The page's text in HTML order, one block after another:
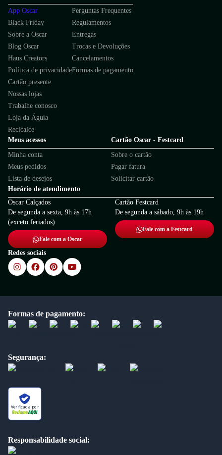
App Oscar
Black Friday
Sobre a Oscar
Blog Oscar
Haus Creators
Política de privacidade
Cartão presente
Nossas lojas
Trabalhe conosco
Loja da Águia
Recicalce
Perguntas Frequentes
Regulamentos
Entregas
Trocas e Devoluções
Cancelamentos
Formas de pagamento
Meus acessos
Minha conta
Meus pedidos
Lista de desejos
Cartão Oscar - Festcard
Sobre o cartão
Pagar fatura
Solicitar cartão
Horário de atendimento
Oscar Calçados
De segunda a sexta, 9h às 17h
(exceto feriados)
Fale com a Oscar
Cartão Festcard
De segunda a sábado, 9h às 19h
Fale com a Festcard
Redes sociais
Formas de pagamento:
Segurança:
Verificada por
Responsabilidade social: